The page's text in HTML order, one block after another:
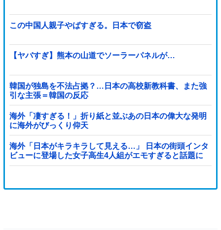
この中国人親子やばすぎる。日本で窃盗
【ヤバすぎ】熊本の山道でソーラーパネルが…
韓国が独島を不法占拠？…日本の高校新教科書、また強
引な主張＝韓国の反応
海外「凄すぎる！」折り紙と並ぶあの日本の偉大な発明
に海外がびっくり仰天
海外「日本がキラキラして見える…」 日本の街頭インタ
ビューに登場した女子高生4人組がエモすぎると話題に